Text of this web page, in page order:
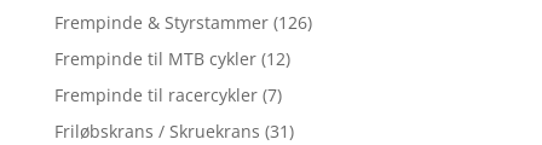
Frempinde & Styrstammer (126)
Frempinde til MTB cykler (12)
Frempinde til racercykler (7)
Friløbskrans / Skruekrans (31)